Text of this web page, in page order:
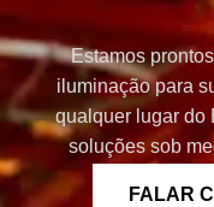
Estamos
iluminação para
qualquer lugar do
soluções sob
FALAR